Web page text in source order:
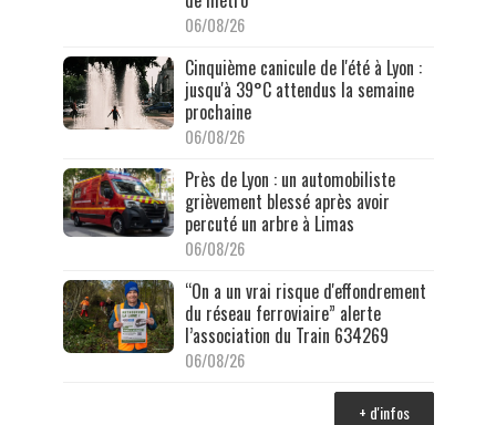
06/08/26
Cinquième canicule de l'été à Lyon :
jusqu'à 39°C attendus la semaine
prochaine
06/08/26
Près de Lyon : un automobiliste
grièvement blessé après avoir
percuté un arbre à Limas
06/08/26
“On a un vrai risque d'effondrement
du réseau ferroviaire” alerte
l’association du Train 634269
06/08/26
+ d'infos